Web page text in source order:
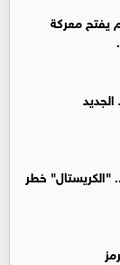
يفتح معركة
"الكريستال" خطر